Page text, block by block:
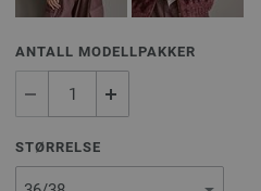
ANTALL MODELLPAKKER
STØRRELSE